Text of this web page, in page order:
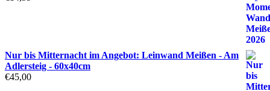
Nur bis Mitternacht im Angebot: Leinwand Meißen - Am
Adlersteig - 60x40cm
€45,00